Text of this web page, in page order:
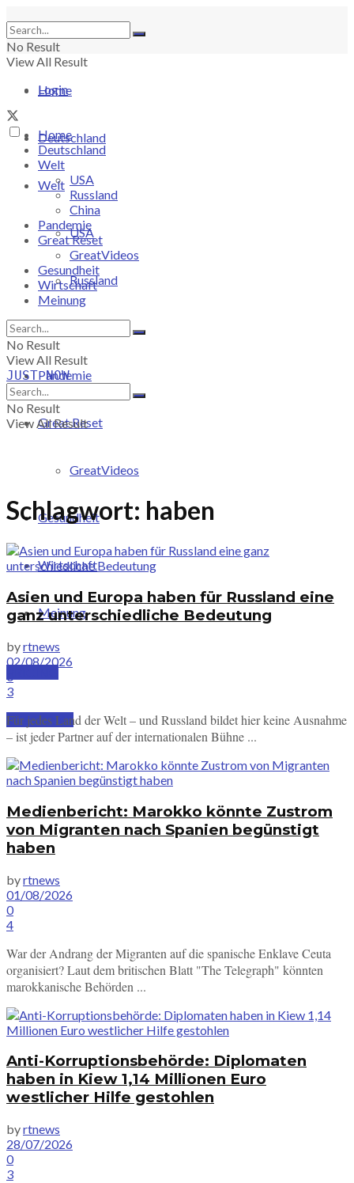
No Result
View All Result
Login
Home
Deutschland
Welt
USA
Russland
Pandemie
Great Reset
GreatVideos
Gesundheit
Wirtschaft
Meinung
SUBSCRIBE
Home
Deutschland
Welt
USA
Russland
China
Pandemie
Great Reset
GreatVideos
Gesundheit
Wirtschaft
Meinung
No Result
View All Result
JUST-NOW
No Result
View All Result
Schlagwort: haben
Asien und Europa haben für Russland eine
ganz unterschiedliche Bedeutung
byrtnews
02/08/2026
0
3
Für jedes Land der Welt – und Russland bildet hier keine Ausnahme
– ist jeder Partner auf der internationalen Bühne ...
Medienbericht: Marokko könnte Zustrom
von Migranten nach Spanien begünstigt
haben
byrtnews
01/08/2026
0
4
War der Andrang der Migranten auf die spanische Enklave Ceuta
organisiert? Laut dem britischen Blatt "The Telegraph" könnten
marokkanische Behörden ...
Anti-Korruptionsbehörde: Diplomaten
haben in Kiew 1,14 Millionen Euro
westlicher Hilfe gestohlen
byrtnews
28/07/2026
0
3